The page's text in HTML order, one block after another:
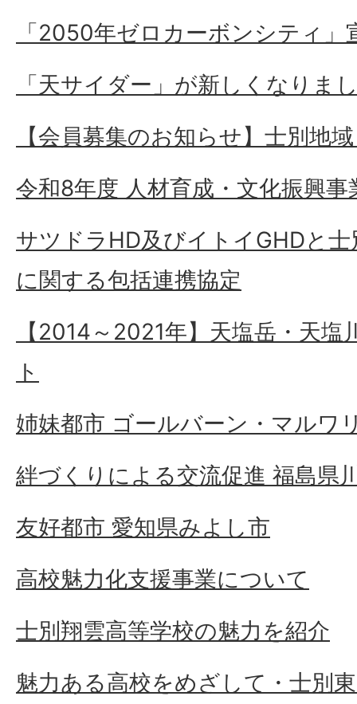
「2050年ゼロカーボンシティ」
「天サイダー」が新しくなりま
【会員募集のお知らせ】士別地
令和8年度 人材育成・文化振興事
サツドラHD及びイトイGHDと
に関する包括連携協定
【2014～2021年】天塩岳・天
ト
姉妹都市 ゴールバーン・マルワ
絆づくりによる交流促進 福島県
友好都市 愛知県みよし市
高校魅力化支援事業について
士別翔雲高等学校の魅力を紹介
魅力ある高校をめざして・士別